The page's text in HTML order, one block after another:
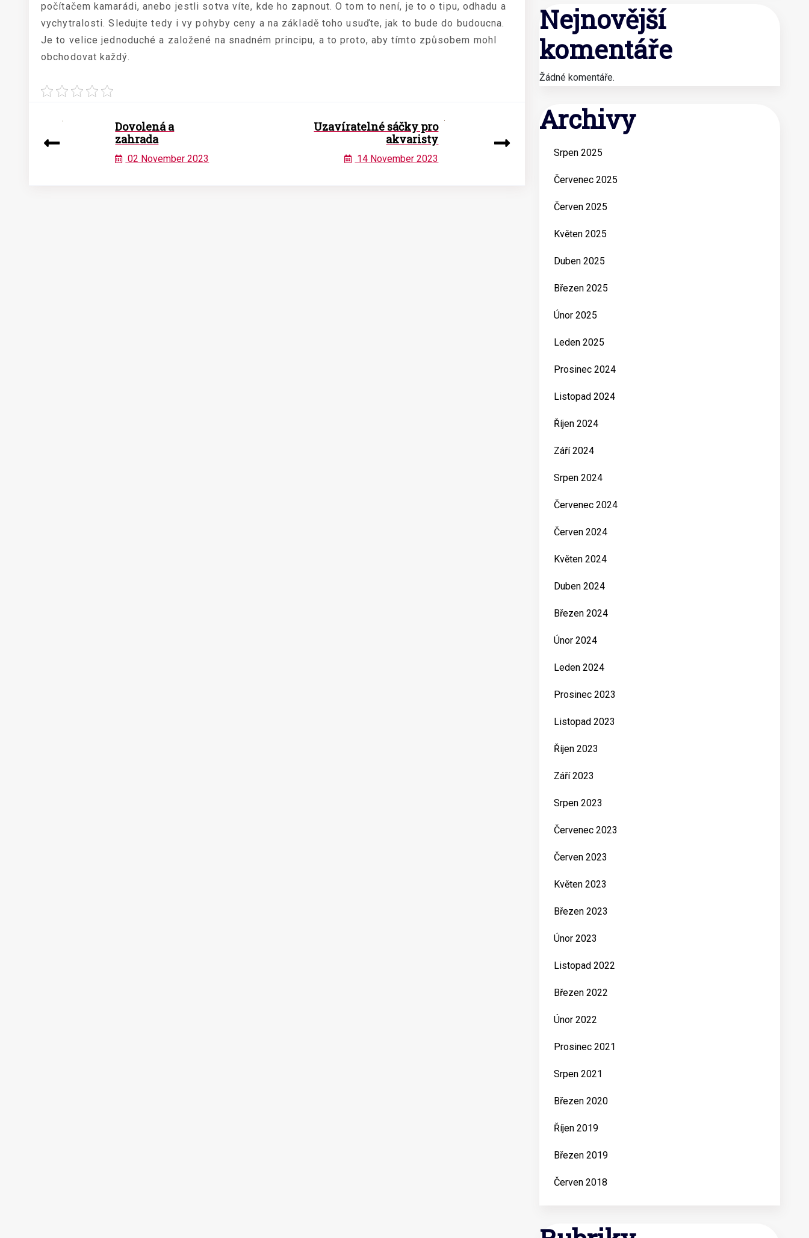
počítačem kamarádi, anebo jestli sotva víte, kde ho zapnout. O tom to není, je to o tipu, odhadu a
vychytralosti. Sledujte tedy i vy pohyby ceny a na základě toho usuďte, jak to bude do budoucna.
Je to velice jednoduché a založené na snadném principu, a to proto, aby tímto způsobem mohl
obchodovat každý.
Dovolená a
zahrada
02 November 2023
Uzavíratelné sáčky pro
akvaristy
14 November 2023
Nejnovější
komentáře
Žádné komentáře.
Archivy
Srpen 2025
Červenec 2025
Červen 2025
Květen 2025
Duben 2025
Březen 2025
Únor 2025
Leden 2025
Prosinec 2024
Listopad 2024
Říjen 2024
Září 2024
Srpen 2024
Červenec 2024
Červen 2024
Květen 2024
Duben 2024
Březen 2024
Únor 2024
Leden 2024
Prosinec 2023
Listopad 2023
Říjen 2023
Září 2023
Srpen 2023
Červenec 2023
Červen 2023
Květen 2023
Březen 2023
Únor 2023
Listopad 2022
Březen 2022
Únor 2022
Prosinec 2021
Srpen 2021
Březen 2020
Říjen 2019
Březen 2019
Červen 2018